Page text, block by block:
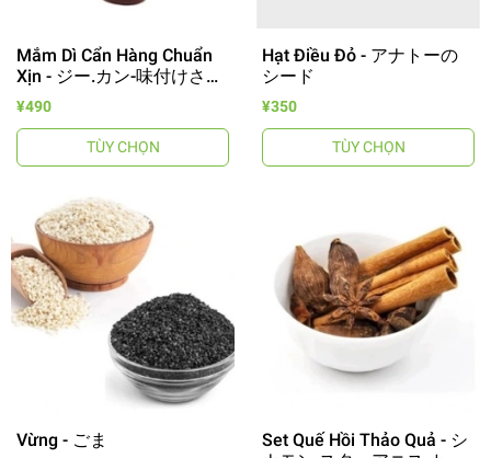
Mắm Dì Cẩn Hàng Chuẩn
Xịn - ジー.カン-味付けさか
魚醬
¥490
TÙY CHỌN
Hạt Điều Đỏ - アナトーの
シード
¥350
TÙY CHỌN
Vừng - ごま
Set Quế Hồi Thảo Quả - シ